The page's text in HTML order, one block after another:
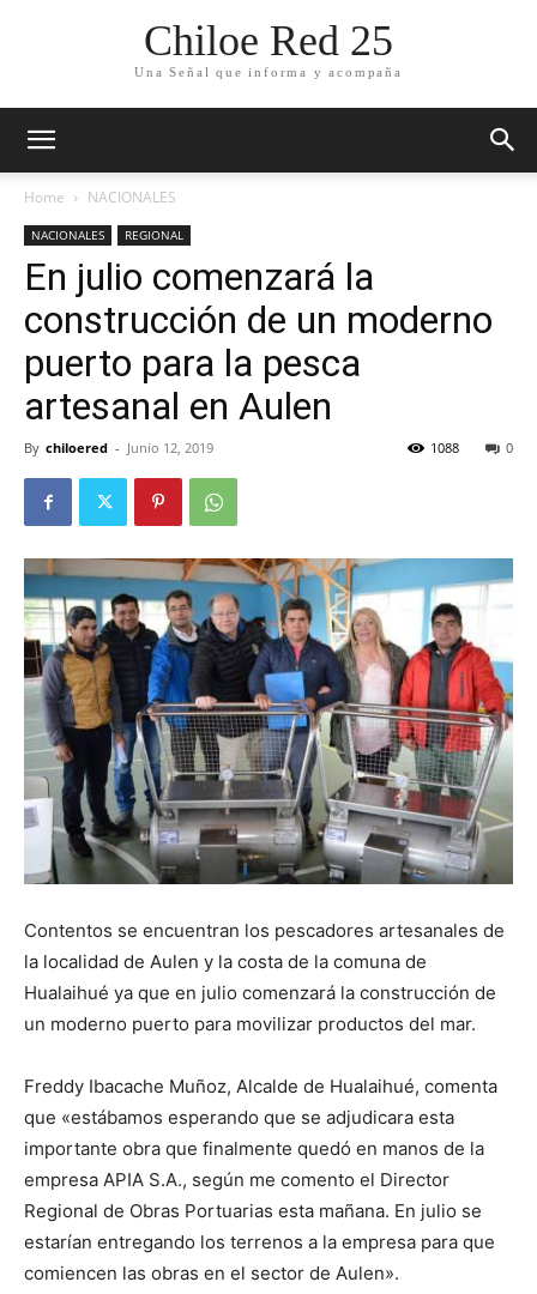
Chiloe Red 25
Una Señal que informa y acompaña
Home NACIONALES
NACIONALES REGIONAL
En julio comenzará la
construcción de un moderno
puerto para la pesca
artesanal en Aulen
By chiloered - Junio 12, 2019 0
1088
Contentos se encuentran los pescadores artesanales de
la localidad de Aulen y la costa de la comuna de
Hualaihué ya que en julio comenzará la construcción de
un moderno puerto para movilizar productos del mar.
Freddy Ibacache Muñoz, Alcalde de Hualaihué, comenta
que «estábamos esperando que se adjudicara esta
importante obra que finalmente quedó en manos de la
empresa APIA S.A., según me comento el Director
Regional de Obras Portuarias esta mañana. En julio se
estarían entregando los terrenos a la empresa para que
comiencen las obras en el sector de Aulen».